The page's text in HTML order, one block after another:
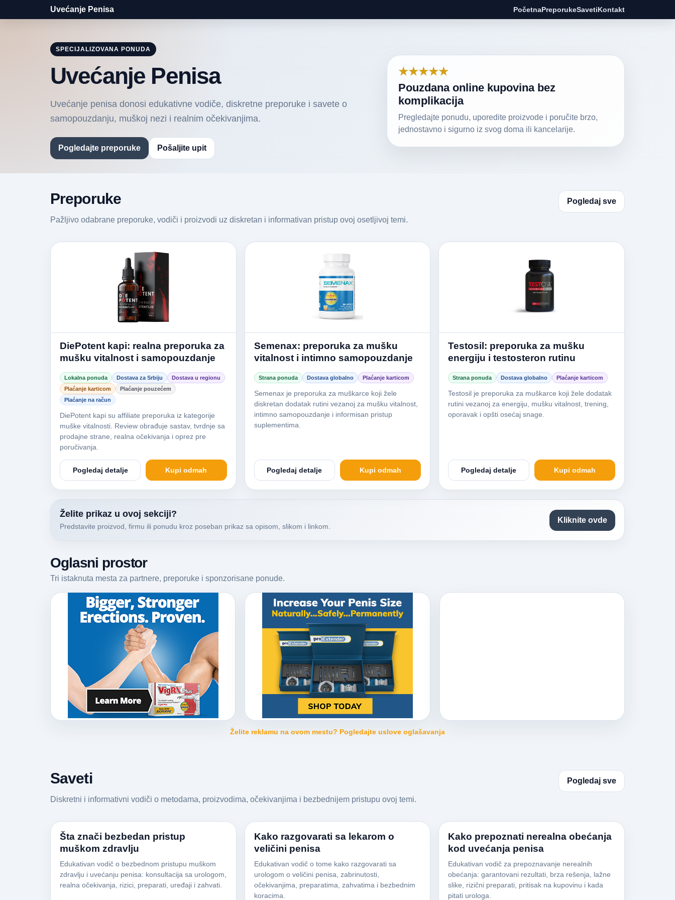
Uvećanje Penisa PočetnaPreporukeSavetiKontakt
SPECIJALIZOVANA PONUDA
Uvećanje Penisa
Uvećanje penisa donosi edukativne vodiče, diskretne preporuke i savete o
samopouzdanju, muškoj nezi i realnim očekivanjima.
Pogledajte preporuke Pošaljite upit
★★★★★
Pouzdana online kupovina bez
komplikacija
Pregledajte ponudu, uporedite proizvode i poručite brzo,
jednostavno i sigurno iz svog doma ili kancelarije.
Preporuke
Pažljivo odabrane preporuke, vodiči i proizvodi uz diskretan i informativan pristup ovoj osetljivoj temi.
Pogledaj sve
DiePotent kapi: realna preporuka za
mušku vitalnost i samopouzdanje
Lokalna ponuda Dostava za Srbiju
Dostava u regionu
Plaćanje karticom
Plaćanje pouzećem
Plaćanje na račun
DiePotent kapi su affiliate preporuka iz kategorije
muške vitalnosti. Review obrađuje sastav, tvrdnje sa
prodajne strane, realna očekivanja i oprez pre
poručivanja.
Pogledaj detalje Kupi odmah
Semenax: preporuka za mušku
vitalnost i intimno samopouzdanje
Strana ponuda Dostava globalno Plaćanje karticom
Semenax je preporuka za muškarce koji žele
diskretan dodatak rutini vezanoj za mušku vitalnost,
intimno samopouzdanje i informisan pristup
suplementima.
Pogledaj detalje Kupi odmah
Testosil: preporuka za mušku
energiju i testosteron rutinu
Strana ponuda Dostava globalno Plaćanje karticom
Testosil je preporuka za muškarce koji žele dodatak
rutini vezanoj za energiju, mušku vitalnost, trening,
oporavak i opšti osećaj snage.
Pogledaj detalje Kupi odmah
Želite prikaz u ovoj sekciji?
Predstavite proizvod, firmu ili ponudu kroz poseban prikaz sa opisom, slikom i linkom.
Kliknite ovde
Oglasni prostor
Tri istaknuta mesta za partnere, preporuke i sponzorisane ponude.
Želite reklamu na ovom mestu? Pogledajte uslove oglašavanja
Saveti
Diskretni i informativni vodiči o metodama, proizvodima, očekivanjima i bezbednijem pristupu ovoj temi.
Pogledaj sve
Šta znači bezbedan pristup
muškom zdravlju
Edukativan vodič o bezbednom pristupu muškom
zdravlju i uvećanju penisa: konsultacija sa urologom,
realna očekivanja, rizici, preparati, uređaji i zahvati.
Kako razgovarati sa lekarom o
veličini penisa
Edukativan vodič o tome kako razgovarati sa
urologom o veličini penisa, zabrinutosti,
očekivanjima, preparatima, zahvatima i bezbednim
koracima.
Kako prepoznati nerealna obećanja
kod uvećanja penisa
Edukativan vodič za prepoznavanje nerealnih
obećanja: garantovani rezultati, brza rešenja, lažne
slike, rizični preparati, pritisak na kupovinu i kada
pitati urologa.